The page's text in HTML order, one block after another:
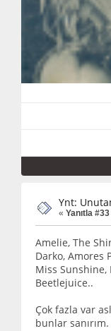
Ynt:
« Yanıtla #33
Amelie, The
Darko, Amores
Miss Sunshine,
Beetlejuice..
Çok fazla var
bunlar sanırım.